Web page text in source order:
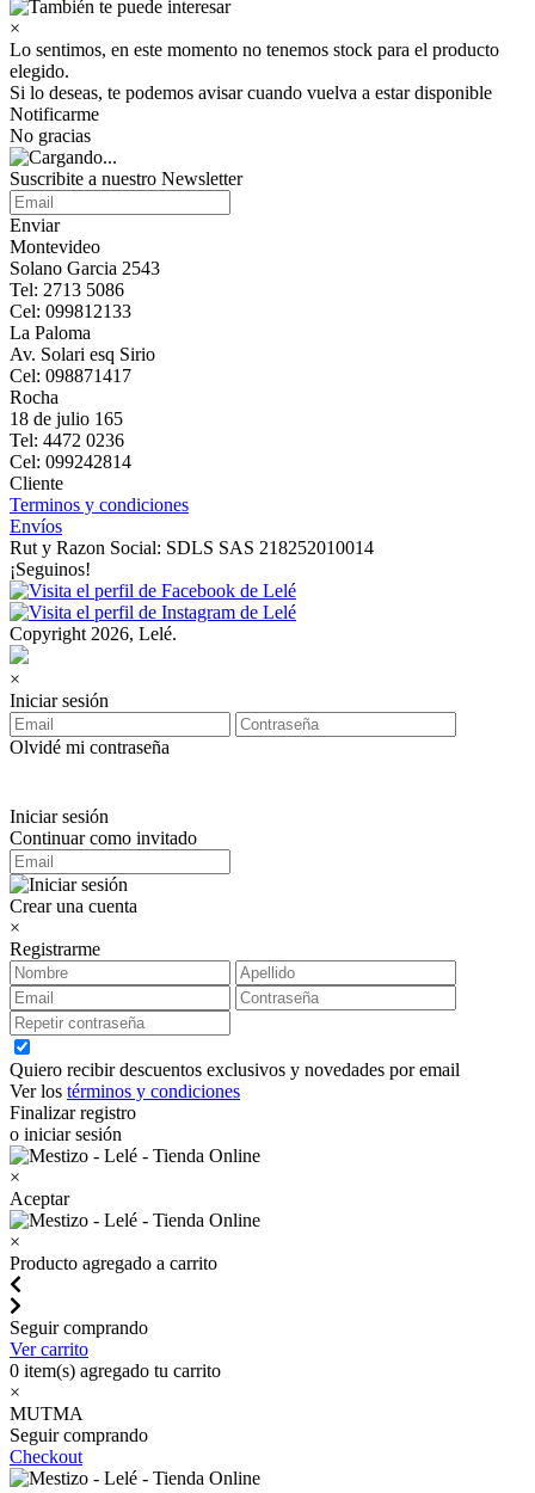
×
Lo sentimos, en este momento no tenemos stock para el producto
elegido.
Si lo deseas, te podemos avisar cuando vuelva a estar disponible
Notificarme
No gracias
Suscribite a nuestro Newsletter
Enviar
Montevideo
Solano Garcia 2543
Tel: 2713 5086
Cel: 099812133
La Paloma
Av. Solari esq Sirio
Cel: 098871417
Rocha
18 de julio 165
Tel: 4472 0236
Cel: 099242814
Cliente
Terminos y condiciones
Envíos
Rut y Razon Social: SDLS SAS 218252010014
¡Seguinos!
Copyright 2026, Lelé.
×
Iniciar sesión
Olvidé mi contraseña
Iniciar sesión
Continuar como invitado
Crear una cuenta
×
Registrarme
Quiero recibir descuentos exclusivos y novedades por email
Ver los términos y condiciones
Finalizar registro
o iniciar sesión
×
Aceptar
×
Producto agregado a carrito
Seguir comprando
Ver carrito
0 item(s) agregado tu carrito
×
MUTMA
Seguir comprando
Checkout